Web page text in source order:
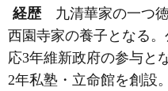
経歴
九清華家の一つ
西園寺家の養子となる
応3年維新政府の参与と
2年私塾・立命館を創設